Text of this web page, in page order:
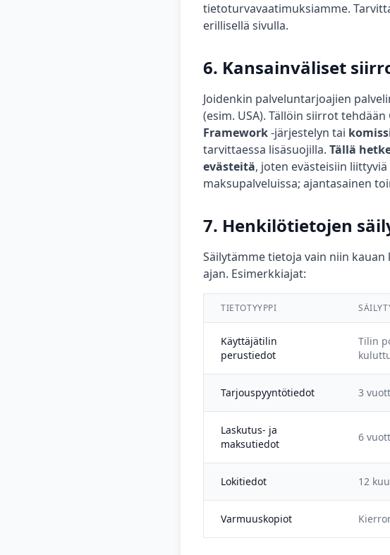
tietoturvavaatimuksiamme.
erillisellä sivulla.
6. Kansainväliset
Joidenkin palveluntarjoajien
(esim. USA). Tällöin siirrot
Framework-järjestelyn tai
tarvittaessa lisäsuojilla. Tällä
evästeitä, joten evästeisiin
maksupalveluissa; ajantasainen
7. Henkilötietojen
Säilytämme tietoja vain niin
ajan. Esimerkkiajat:
TIETOTYYPPI
Käyttäjätilin
perustiedot
Tilin
Tarjouspyyntötiedot 3
Laskutus- ja
maksutiedot
6
Lokitiedot 12
Varmuuskopiot